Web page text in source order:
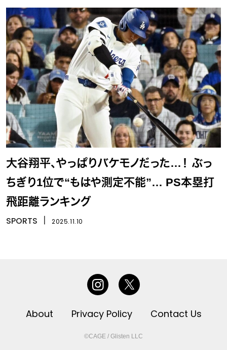
大谷翔平、やっぱりバケモノだった…！ ぶっ
ちぎり1位で“もはや測定不能”… PS本塁打
飛距離ランキング
SPORTS 2025.11.10
About Privacy Policy Contact Us
©CAGE / Glisten LLC